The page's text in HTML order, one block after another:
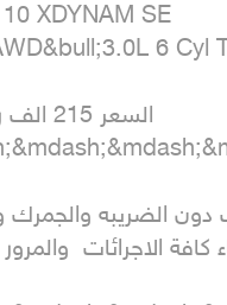
XDYNAM SE
6
الاجرائات